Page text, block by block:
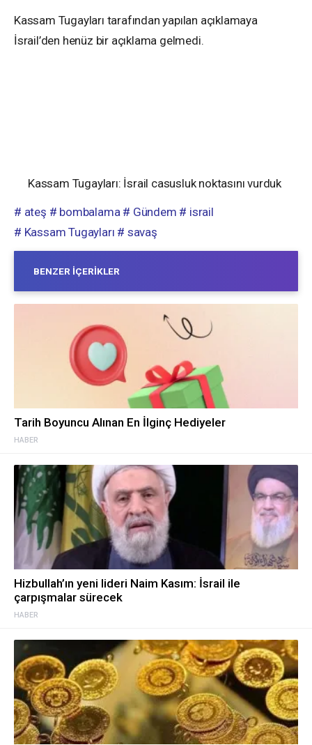
Kassam Tugayları tarafından yapılan açıklamaya
İsrail’den henüz bir açıklama gelmedi.
Kassam Tugayları: İsrail casusluk noktasını vurduk
# ateş # bombalama # Gündem # israil
# Kassam Tugayları # savaş
BENZER İÇERIKLER
HABER
Tarih Boyuncu Alınan En İlginç Hediyeler
HABER
Hizbullah’ın yeni lideri Naim Kasım: İsrail ile
çarpışmalar sürecek